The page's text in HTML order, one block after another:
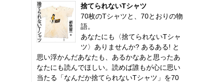
捨てられないTシャツ
70枚のTシャツと、70とおりの物
語。
あなたにも〈捨てられないTシャ
ツ〉ありませんか? あるある! と
思い浮かんだあなたも、あるかなあと思ったあ
なたにも読んでほしい。読めば誰もが心に思い
当たる「なんだか捨てられないTシャツ」を70